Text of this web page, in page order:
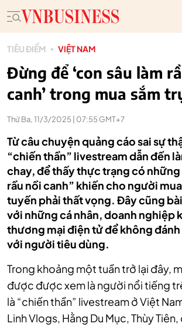
TIÊU ĐIỂM VIỆT NAM
Đừng để ‘con sâu làm
canh’ trong mua sắm
Thứ Ba, 11/3/2025 | 07:55 GMT+7
Từ câu chuyện quảng cáo sai sự
“chiến thần” livestream dẫn đến
chay, để thấy thực trạng có những
rầu nồi canh” khiến cho người
tuyến phải thất vọng. Đây cũng
với những cá nhân, doanh nghiệp
thương mại điện tử để không
với người tiêu dùng.
Trong khoảng một tuần trở lại đây,
được được xem là người nổi tiếng
là “chiến thần” livestream ở Việt
Linh Vlogs, Hằng Du Mục, Thùy